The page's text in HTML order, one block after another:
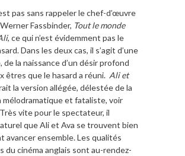
pas sans rappeler le chef-d’œuvre
Fassbinder, Tout le monde
, ce qui n’est évidemment pas le
Dans les deux cas, il s’agit d’une
la naissance d’un désir profond
êtres que le hasard a réuni. Ali et
la version allégée, délestée de la
mélodramatique et fataliste, voir
vite pour le spectateur, il
que Ali et Ava se trouvent bien
avancer ensemble. Les qualités
du cinéma anglais sont au-rendez-